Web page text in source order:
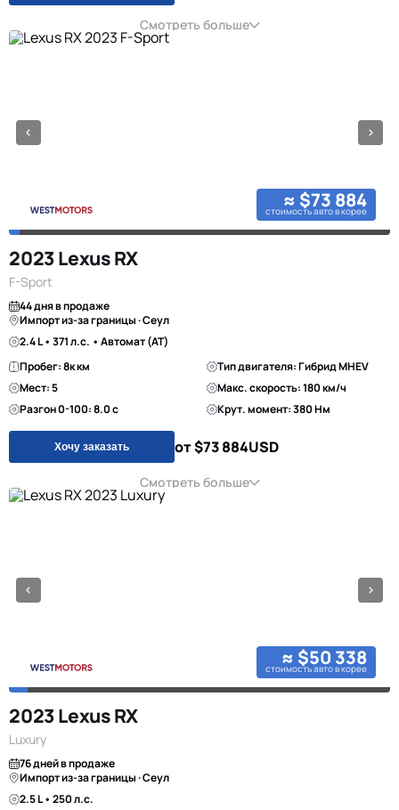
Смотреть больше
≈ $73 884
стоимость авто в корее
2023 Lexus RX
F-Sport
44 дня в продаже
Импорт из-за границы · Сеул
2.4 L • 371 л.с. • Автомат (AT)
Пробег: 8к км
Тип двигателя: Гибрид MHEV
Мест: 5
Макс. скорость: 180 км/ч
Разгон 0-100: 8.0 с
Крут. момент: 380 Нм
Хочу заказать от $73 884USD
Смотреть больше
≈ $50 338
стоимость авто в корее
2023 Lexus RX
Luxury
76 дней в продаже
Импорт из-за границы · Сеул
2.5 L • 250 л.с.